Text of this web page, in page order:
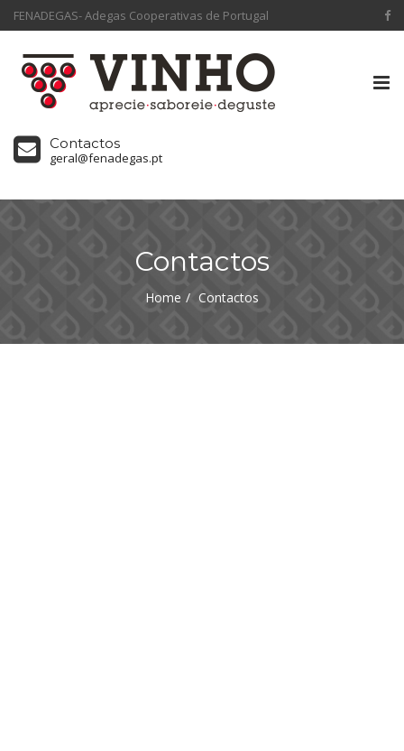
FENADEGAS- Adegas Cooperativas de Portugal
Contactos
geral@fenadegas.pt
Contactos
Home Contactos